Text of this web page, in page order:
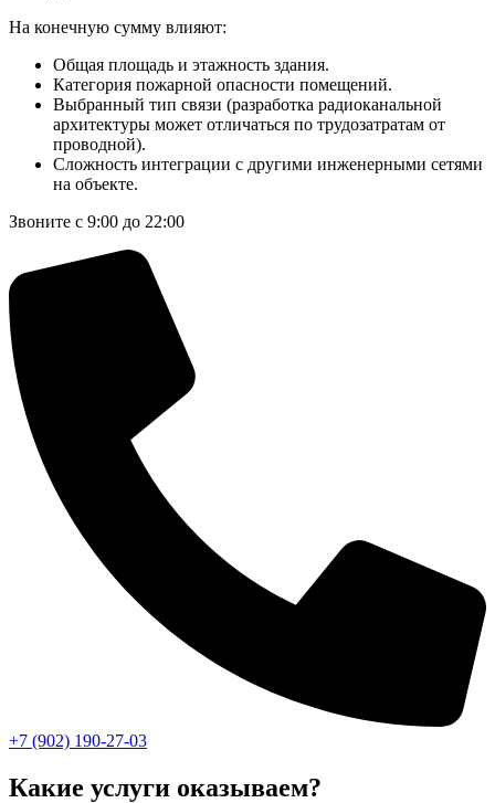
На конечную сумму влияют:
Общая площадь и этажность здания.
Категория пожарной опасности помещений.
Выбранный тип связи (разработка радиоканальной
архитектуры может отличаться по трудозатратам от
проводной).
Сложность интеграции с другими инженерными сетями
на объекте.
Звоните с 9:00 до 22:00
+7 (902) 190-27-03
Какие услуги оказываем?